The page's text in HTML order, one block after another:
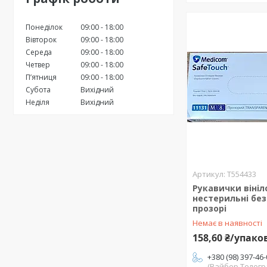
Понеділок 09:00
18:00
Вівторок
09:00
18:00
Середа
09:00
18:00
Четвер
09:00
18:00
Пʼятниця
09:00
18:00
Субота
Вихідний
Неділя
Вихідний
Т554433
Рукавички
нестерильні
прозорі
Немає в наявності
158,60 ₴/
+380 (98) 397-